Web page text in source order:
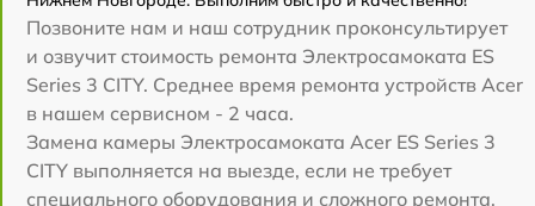
Позвоните нам и наш сотрудник проконсультирует
и озвучит стоимость ремонта Электросамоката ES
Series 3 CITY. Среднее время ремонта устройств Acer
в нашем сервисном - 2 часа.
Замена камеры Электросамоката Acer ES Series 3
CITY выполняется на выезде, если не требует
специального оборудования и сложного ремонта.